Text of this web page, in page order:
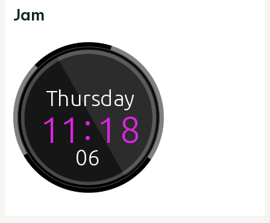
Jam